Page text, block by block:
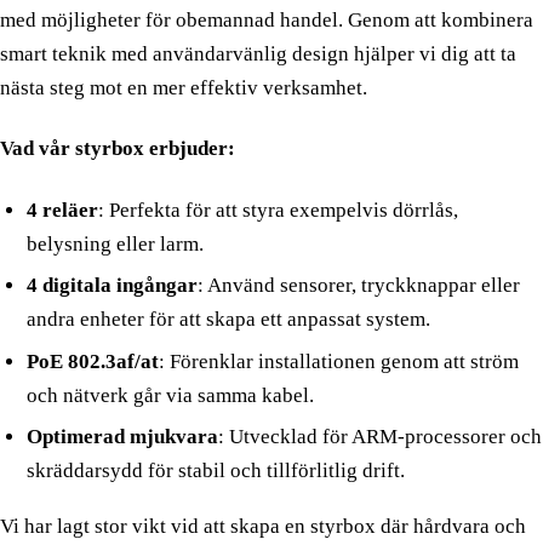
Obemannad handel
Obemannat kafé
Självscanning
Kassasystem
Digitala prisskyltar
Självbetjäningsbutik
BankID som nyckel
Digital porttelefon
Butikskedjor
med möjligheter för obemannad handel. Genom att kombinera
smart teknik med användarvänlig design hjälper vi dig att ta
nästa steg mot en mer effektiv verksamhet.
Vad vår styrbox erbjuder:
4 reläer: Perfekta för att styra exempelvis dörrlås,
belysning eller larm.
4 digitala ingångar: Använd sensorer, tryckknappar eller
andra enheter för att skapa ett anpassat system.
PoE 802.3af/at: Förenklar installationen genom att ström
och nätverk går via samma kabel.
Optimerad mjukvara: Utvecklad för ARM-processorer och
skräddarsydd för stabil och tillförlitlig drift.
Vi har lagt stor vikt vid att skapa en styrbox där hårdvara och